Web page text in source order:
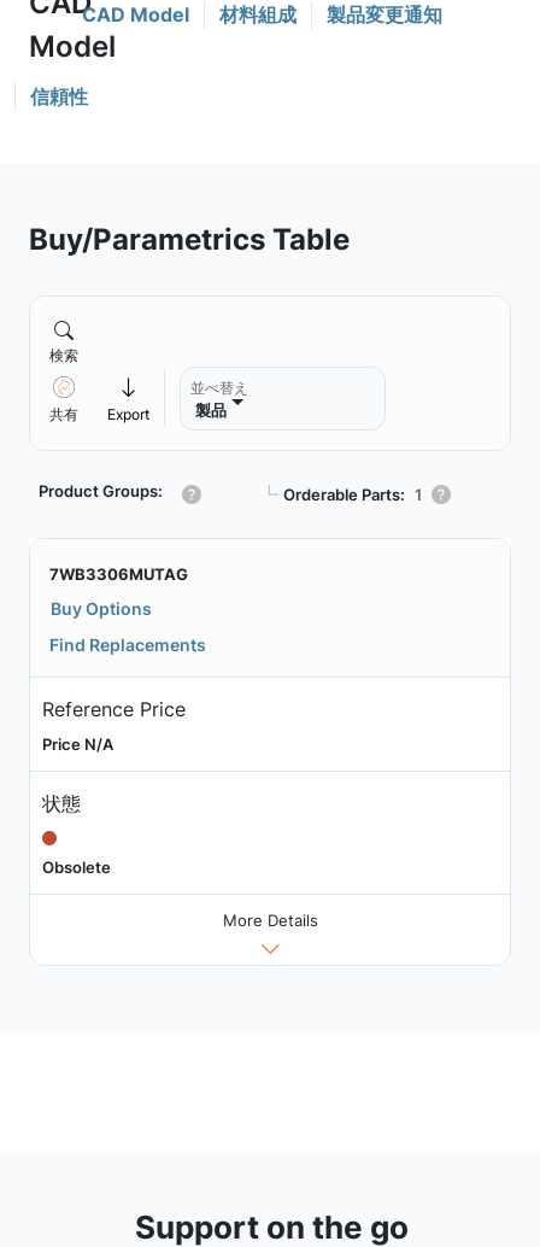
CAD Model 材料組成 製品変更通知
信頼性
Buy/Parametrics Table
検索
共有 Export
並べ替え
製品
Product Groups: ┗ Orderable Parts: 1
7WB3306MUTAG
Buy Options
Find Replacements
Reference Price
Price N/A
状態
Obsolete
More Details
Support on the go